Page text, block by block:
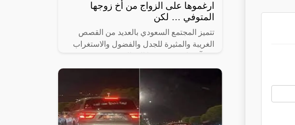
ارغموها على الزواج من أخ زوجها
المتوفي … لكن
تتميز المجتمع السعودي بالعديد من القصص
الغريبة والمثيرة للجدل والفضول والاستغراب
جديدة تم تداولها بشكل كبير على مواقع